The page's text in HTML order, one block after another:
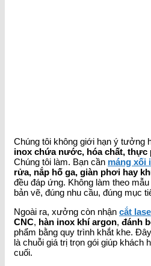
Chúng tôi không giới hạn ý tưởng
inox chứa nước, hóa chất, thực
Chúng tôi làm. Bạn cần máng xối
rửa, nắp hố ga, giàn phơi hay
đều đáp ứng. Không làm theo
bản vẽ, đúng nhu cầu, đúng mục
Ngoài ra, xưởng còn nhận cắt
CNC, hàn inox khí argon, đánh
phẩm bằng quy trình khắt khe.
là chuỗi giá trị trọn gói giúp khách
cuối.